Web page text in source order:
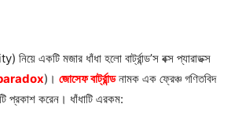
একটি মজার ধাঁধা হলো বার্ট্রান্ড’স বক্স প্যারাডক্স
)। জোসেফ বার্ট্রান্ডনামক এক ফ্রেঞ্চ গণিতবিদ
প্রকাশ করেন। ধাঁধাটি এরকম: